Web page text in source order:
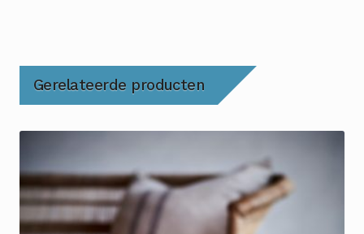
Gerelateerde producten